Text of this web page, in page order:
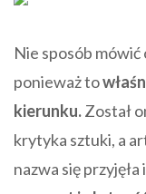
Nie sposób
ponieważ to
kierunku.Został
krytyka sztuki, a
nazwa się